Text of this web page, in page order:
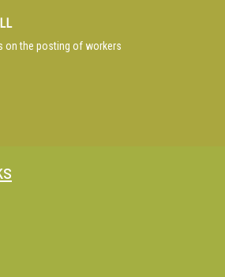
on the posting of workers